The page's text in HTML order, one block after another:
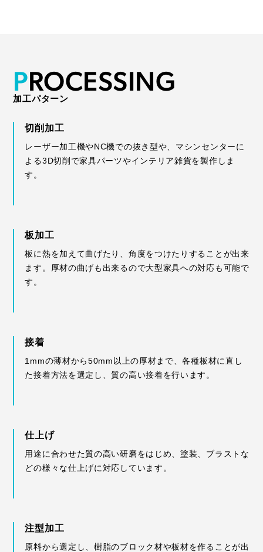
PROCESSING
加工パターン
切削加工
レーザー加工機やNC機での抜き型や、マシンセンターに
よる3D切削で家具パーツやインテリア雑貨を製作しま
す。
板加工
板に熱を加えて曲げたり、角度をつけたりすることが出来
ます。厚材の曲げも出来るので大型家具への対応も可能で
す。
接着
1mmの薄材から50mm以上の厚材まで、各種板材に直し
た接着方法を選定し、質の高い接着を行います。
仕上げ
用途に合わせた質の高い研磨をはじめ、塗装、ブラストな
どの様々な仕上げに対応しています。
注型加工
原料から選定し、樹脂のブロック材や板材を作ることが出